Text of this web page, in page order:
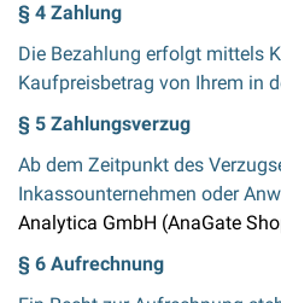
§ 4 Zahlung
Die Bezahlung erfolgt mittels
Kaufpreisbetrag von Ihrem in
§ 5 Zahlungsverzug
Ab dem Zeitpunkt des
Inkassounternehmen oder
Analytica GmbH (AnaGate
§ 6 Aufrechnung